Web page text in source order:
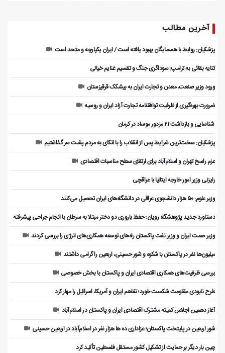
آخرین مطالب
پزشکیان: روابط با همسایگان بهبود یافته است / ایران یکپارچه و متحد است
کنایه بقائی به ترامپ: سوداگری جنگ و تقسیم غنایم خیالی
ورود وزیر صنعت، معدن و تجارت ایران به بیشکک قرقیزستان
ضرورت بهره‌گیری از ظرفیت توافقنامه تجارت آزاد ایران و روسیه
️ شناسایی و بازداشت ۲۱ مزدور موساد در کرمان
پزشکیان: سخت‌ترین شرایط پس از انقلاب را با اتکای به مردم پشت سر گذاشتیم
عزم راسخ تهران و اسلام‌آباد برای ارتقای سطح مناسبات اقتصادی
رایزنی وزیر امور خارجه ایتالیا با عراقچی
وزیر علوم: ۵۰ هزار دانشجوی عراقی در دانشگاه‌های ایران تحصیل می‌کنند
دستاورد جدید پژوهشگاه رویان؛ حفظ باروری دو دختر مبتلا به سرطان با انجام جراحی پیشرفته
وزیر صمت ایران و وزیر نفت پاکستان راه‌های توسعه همکاری‌های انرژی را بررسی کردند
میلیون‌ها نفر در پاکستان با شکوه و شور حسینی، اربعین را گرامی داشتند
بررسی ظرفیت‌های همکاری اقتصادی ایران و پاکستان با بخش خصوصی
طرح نابودی مقاومت شکست خورد؛ تفاهم ایران و آمریکا، اسرائیل را مهار کرد
آغاز دهمین اجلاس کمیته مشترک اقتصادی ایران و پاکستان در اسلام‌آباد
شور اربعین در پایتخت پاکستان؛ عزاداری ده ها هزار نفر در اسلام‌آباد در اربعین حسینی
چین بار دیگر بر حمایت از تشکیل کشور مستقل فلسطین تأکید کرد